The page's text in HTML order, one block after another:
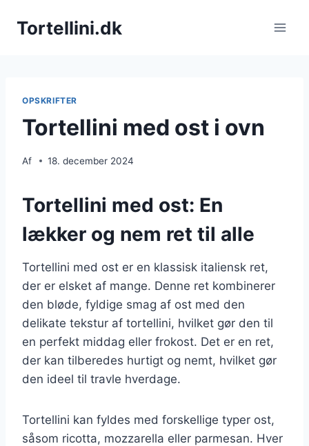
Tortellini.dk
OPSKRIFTER
Tortellini med ost i ovn
Af 18. december 2024
Tortellini med ost: En
lækker og nem ret til alle
Tortellini med ost er en klassisk italiensk ret,
der er elsket af mange. Denne ret kombinerer
den bløde, fyldige smag af ost med den
delikate tekstur af tortellini, hvilket gør den til
en perfekt middag eller frokost. Det er en ret,
der kan tilberedes hurtigt og nemt, hvilket gør
den ideel til travle hverdage.
Tortellini kan fyldes med forskellige typer ost,
såsom ricotta, mozzarella eller parmesan. Hver